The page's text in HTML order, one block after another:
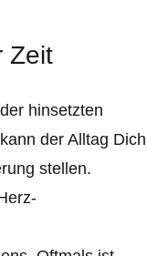
Zeit
hinsetzten
der Alltag Dich
stellen.